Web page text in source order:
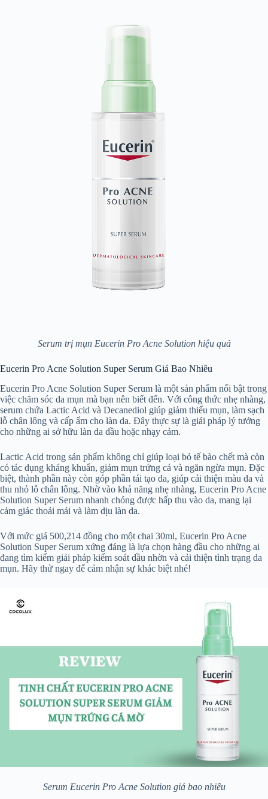
Serum trị mụn Eucerin Pro Acne Solution hiệu quả
Eucerin Pro Acne Solution Super Serum Giá Bao Nhiêu
Eucerin Pro Acne Solution Super Serum là một sản phẩm nổi bật trong
việc chăm sóc da mụn mà bạn nên biết đến. Với công thức nhẹ nhàng,
serum chứa Lactic Acid và Decanediol giúp giảm thiểu mụn, làm sạch
lỗ chân lông và cấp ẩm cho làn da. Đây thực sự là giải pháp lý tưởng
cho những ai sở hữu làn da dầu hoặc nhạy cảm.
Lactic Acid trong sản phẩm không chỉ giúp loại bỏ tế bào chết mà còn
có tác dụng kháng khuẩn, giảm mụn trứng cá và ngăn ngừa mụn. Đặc
biệt, thành phần này còn góp phần tái tạo da, giúp cải thiện màu da và
thu nhỏ lỗ chân lông. Nhờ vào khả năng nhẹ nhàng, Eucerin Pro Acne
Solution Super Serum nhanh chóng được hấp thu vào da, mang lại
cảm giác thoải mái và làm dịu làn da.
Với mức giá 500,214 đồng cho một chai 30ml, Eucerin Pro Acne
Solution Super Serum xứng đáng là lựa chọn hàng đầu cho những ai
đang tìm kiếm giải pháp kiểm soát dầu nhờn và cải thiện tình trạng da
mụn. Hãy thử ngay để cảm nhận sự khác biệt nhé!
Serum Eucerin Pro Acne Solution giá bao nhiêu